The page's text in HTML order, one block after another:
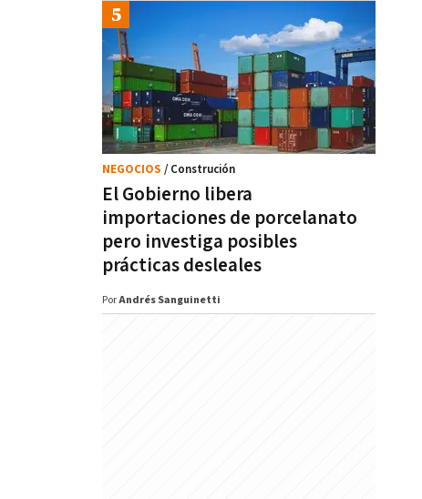
El Gobierno libera
importaciones de porcelanato
pero investiga posibles
prácticas desleales
NEGOCIOS / Construción
PorAndrés Sanguinetti